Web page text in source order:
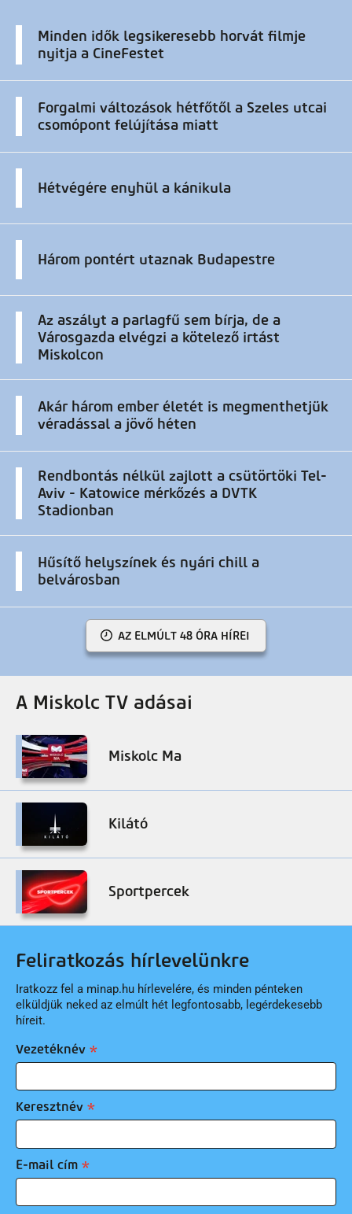
Minden idők legsikeresebb horvát filmje
nyitja a CineFestet
Forgalmi változások hétfőtől a Szeles utcai
csomópont felújítása miatt
Hétvégére enyhül a kánikula
Három pontért utaznak Budapestre
Az aszályt a parlagfű sem bírja, de a
Városgazda elvégzi a kötelező irtást
Miskolcon
Akár három ember életét is megmenthetjük
véradással a jövő héten
Rendbontás nélkül zajlott a csütörtöki Tel-
Aviv - Katowice mérkőzés a DVTK
Stadionban
Hűsítő helyszínek és nyári chill a
belvárosban
AZ ELMÚLT 48 ÓRA HÍREI
A Miskolc TV adásai
Miskolc Ma
Kilátó
Sportpercek
Feliratkozás hírlevelünkre
Iratkozz fel a minap.hu hírlevelére, és minden pénteken
elküldjük neked az elmúlt hét legfontosabb, legérdekesebb
híreit.
Vezetéknév
Keresztnév
E-mail cím